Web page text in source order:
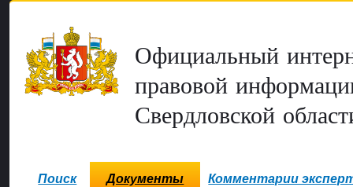
Официальный
правовой
Свердловской
Поиск Документы Комментарии